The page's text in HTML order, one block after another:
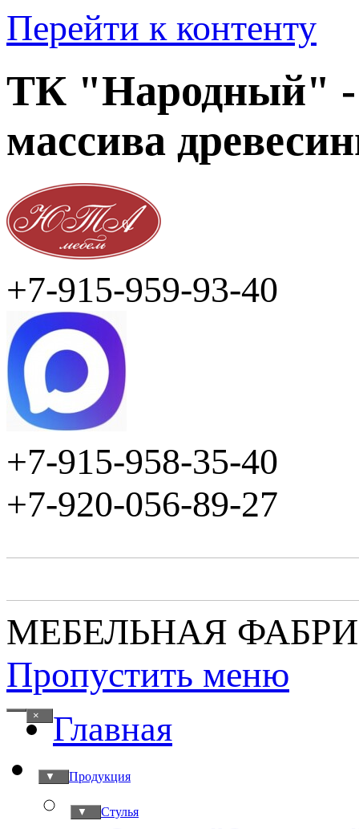
Перейти к контенту
ТК "Народный" -
массива
+7-915-959-93-40
+7-915-958-35-40
+7-920-056-89-27
МЕБЕЛЬНАЯ
Пропустить меню
× Главная
Продукция
▼
Стулья
▼